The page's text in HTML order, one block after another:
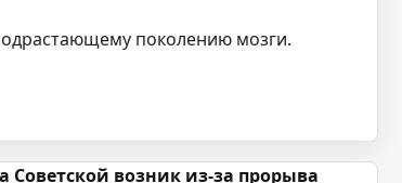
поколению мозги.
Советской возник из-за прорыва